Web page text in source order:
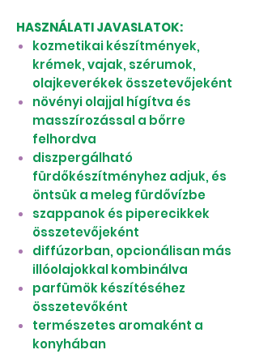
HASZNÁLATI JAVASLATOK:
kozmetikai készítmények,
krémek, vajak, szérumok,
olajkeverékek összetevőjeként
növényi olajjal hígítva és
masszírozással a bőrre
felhordva
diszpergálható
fürdőkészítményhez adjuk, és
öntsük a meleg fürdővízbe
szappanok és piperecikkek
összetevőjeként
diffúzorban, opcionálisan más
illóolajokkal kombinálva
parfümök készítéséhez
összetevőként
természetes aromaként a
konyhában